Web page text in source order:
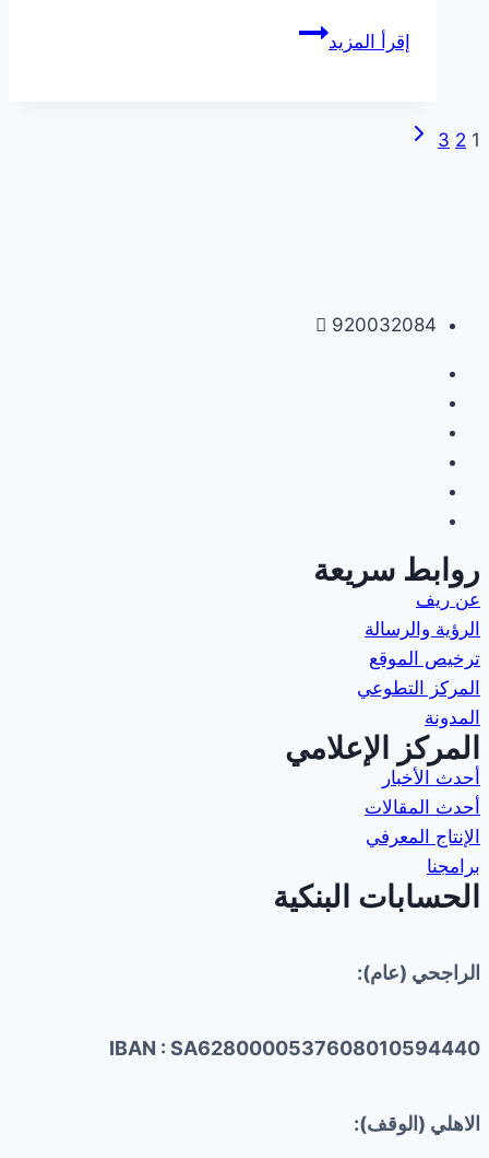
إقرأ المزيداستقبلت
الموقعة
تنقل
1
2
3
الصفحة
920032084
روابط سريعة
عن ريف
الرؤية والرسالة
ترخيص الموقع
المركز التطوعي
المدونة
المركز الإعلامي
أحدث الأخبار
أحدث المقالات
الإنتاج المعرفي
برامجنا
الحسابات البنكية
الراجحي (عام):
IBAN : SA6280000537608010594440
الاهلي (الوقف):